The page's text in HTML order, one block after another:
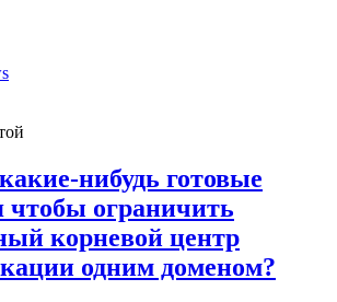
нибудь готовые
чтобы ограничить
корневой центр
одним доменом?